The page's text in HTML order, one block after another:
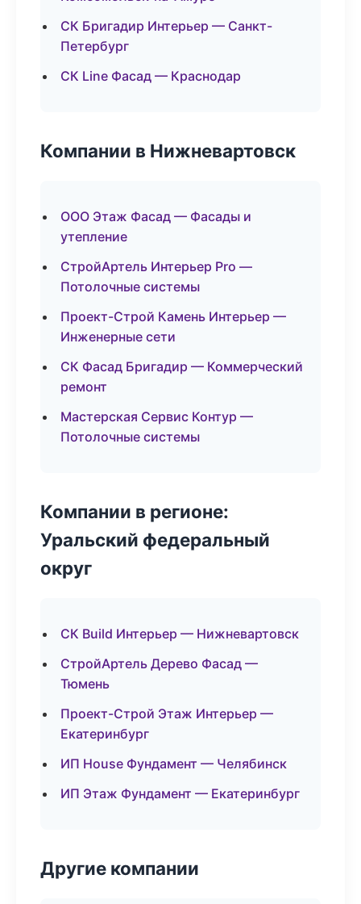
СК Бригадир Интерьер — Санкт-
Петербург
СК Line Фасад — Краснодар
Компании в Нижневартовск
ООО Этаж Фасад — Фасады и
утепление
СтройАртель Интерьер Pro —
Потолочные системы
Проект-Строй Камень Интерьер —
Инженерные сети
СК Фасад Бригадир — Коммерческий
ремонт
Мастерская Сервис Контур —
Потолочные системы
Компании в регионе:
Уральский федеральный
округ
СК Build Интерьер — Нижневартовск
СтройАртель Дерево Фасад —
Тюмень
Проект-Строй Этаж Интерьер —
Екатеринбург
ИП House Фундамент — Челябинск
ИП Этаж Фундамент — Екатеринбург
Другие компании